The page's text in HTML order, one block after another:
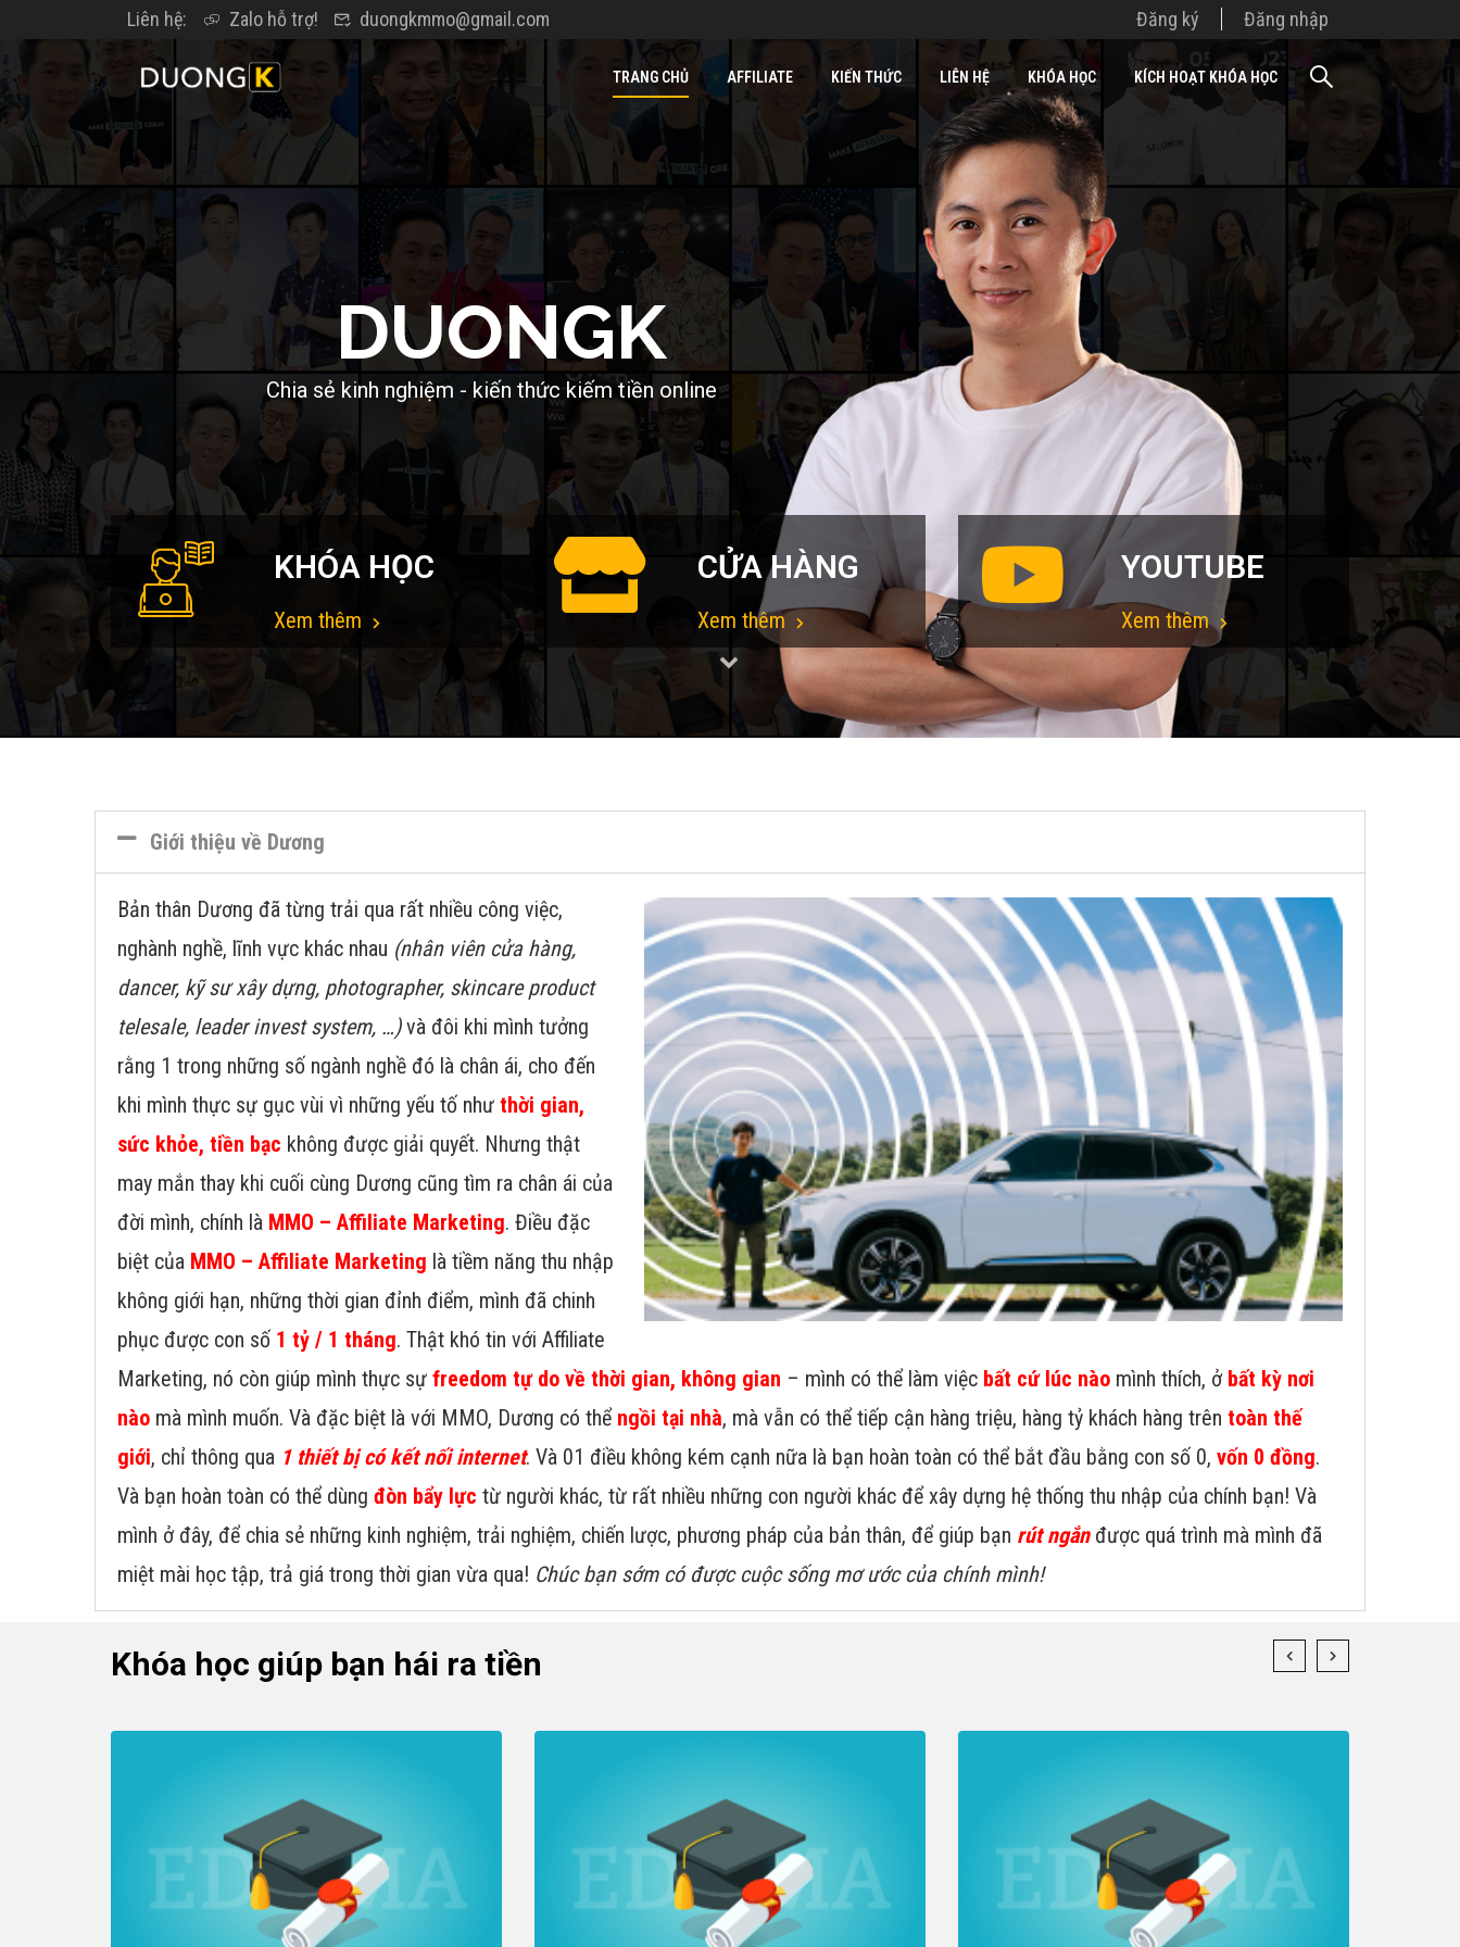
Liên hệ: Zalo hỗ trợ! duongkmmo@gmail.com Đăng ký Đăng nhập
TRANG CHỦ AFFILIATE KIẾN THỨC LIÊN HỆ KHÓA HỌC KÍCH HOẠT KHÓA HỌC
Chia sẻ kinh nghiệm - kiến thức kiếm tiền online
DUONGK
KHÓA HỌC
Xem thêm
CỬA HÀNG
Xem thêm
YOUTUBE
Xem thêm
Giới thiệu về Dương
Bản thân Dương đã từng trải qua rất nhiều công việc,
nghành nghề, lĩnh vực khác nhau (nhân viên cửa hàng,
dancer, kỹ sư xây dựng, photographer, skincare product
telesale, leader invest system, …)và đôi khi mình tưởng
rằng 1 trong những số ngành nghề đó là chân ái, cho đến
khi mình thực sự gục vùi vì những yếu tố như thời gian,
sức khỏe, tiền bạc không được giải quyết. Nhưng thật
may mắn thay khi cuối cùng Dương cũng tìm ra chân ái của
đời mình, chính là MMO – Affiliate Marketing. Điều đặc
biệt của MMO – Affiliate Marketing là tiềm năng thu nhập
không giới hạn, những thời gian đỉnh điểm, mình đã chinh
phục được con số 1 tỷ / 1 tháng. Thật khó tin với Affiliate
Marketing, nó còn giúp mình thực sự freedom tự do về thời gian, không gian – mình có thể làm việc bất cứ lúc nào mình thích, ở bất kỳ nơi
nào mà mình muốn. Và đặc biệt là với MMO, Dương có thể ngồi tại nhà, mà vẫn có thể tiếp cận hàng triệu, hàng tỷ khách hàng trên toàn thế
giới, chỉ thông qua 1 thiết bị có kết nối internet. Và 01 điều không kém cạnh nữa là bạn hoàn toàn có thể bắt đầu bằng con số 0, vốn 0 đồng.
Và bạn hoàn toàn có thể dùng đòn bẩy lực từ người khác, từ rất nhiều những con người khác để xây dựng hệ thống thu nhập của chính bạn! Và
mình ở đây, để chia sẻ những kinh nghiệm, trải nghiệm, chiến lược, phương pháp của bản thân, để giúp bạn rút ngắnđược quá trình mà mình đã
miệt mài học tập, trả giá trong thời gian vừa qua! Chúc bạn sớm có được cuộc sống mơ ước của chính mình!
Khóa học giúp bạn hái ra tiền